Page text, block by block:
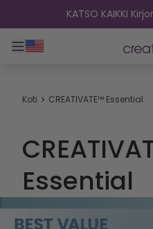
Siirry sisältöönKATSO KAIKKI
Toggle päänavigointi
Koti CREATIVATE™ Essential
Essential